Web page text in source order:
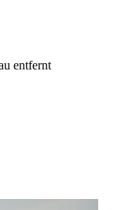
entfernt